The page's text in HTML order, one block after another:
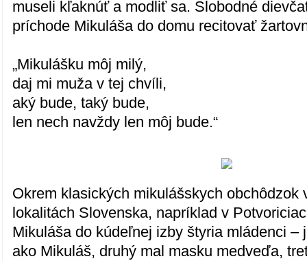
museli kľaknúť a modliť sa. Slobodné
príchode Mikuláša do domu recitovať
„Mikulášku môj milý,
daj mi muža v tej chvíli,
aký bude, taký bude,
len nech navždy len môj bude.“
Okrem klasických mikulášskych obchôdzok
lokalitách Slovenska, napríklad v
Mikuláša do kúdeľnej izby štyria mládenci –
ako Mikuláš, druhý mal masku medveďa,